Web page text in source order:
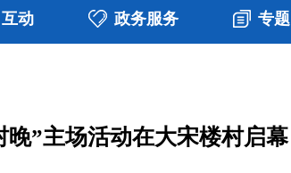
互动 政务服务 专题
晚”主场活动在大宋楼村启幕